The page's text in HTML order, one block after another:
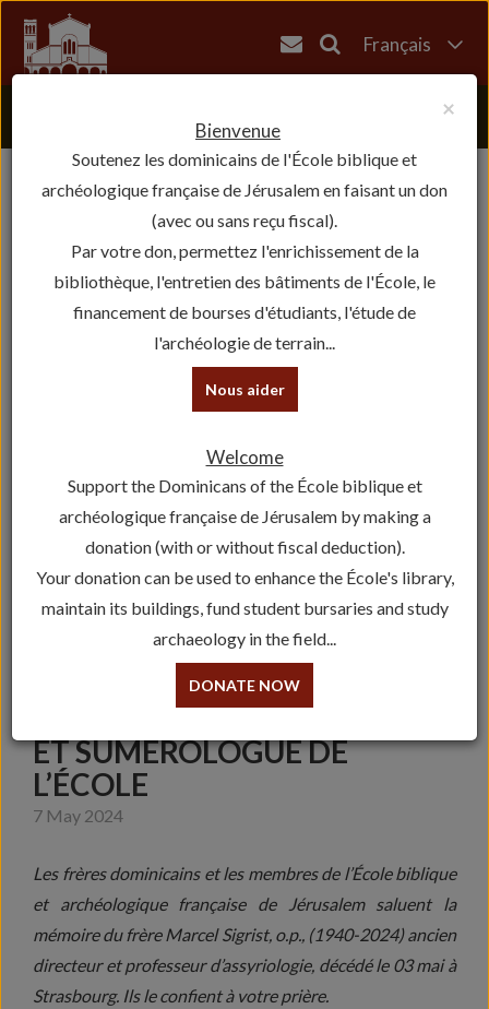
Français
עברית
IN MEMORIAM MARCEL
SIGRIST, OP, ASSYRIOLOGUE
ET SUMÉROLOGUE DE
L’ÉCOLE
7 May 2024
Les frères dominicains et les membres de l’École biblique
et archéologique française de Jérusalem saluent la
mémoire du frère Marcel Sigrist, o.p., (1940-2024) ancien
directeur et professeur d’assyriologie, décédé le 03 mai à
Strasbourg. Ils le confient à votre prière.
×
Bienvenue
Soutenez les dominicains de l'École biblique et
archéologique française de Jérusalem en faisant un don
(avec ou sans reçu fiscal).
Par votre don, permettez l'enrichissement de la
bibliothèque, l'entretien des bâtiments de l'École, le
financement de bourses d'étudiants, l'étude de
l'archéologie de terrain...
Nous aider
Welcome
Support the Dominicans of the École biblique et
archéologique française de Jérusalem by making a
donation (with or without fiscal deduction).
Your donation can be used to enhance the École's library,
maintain its buildings, fund student bursaries and study
archaeology in the field...
DONATE NOW